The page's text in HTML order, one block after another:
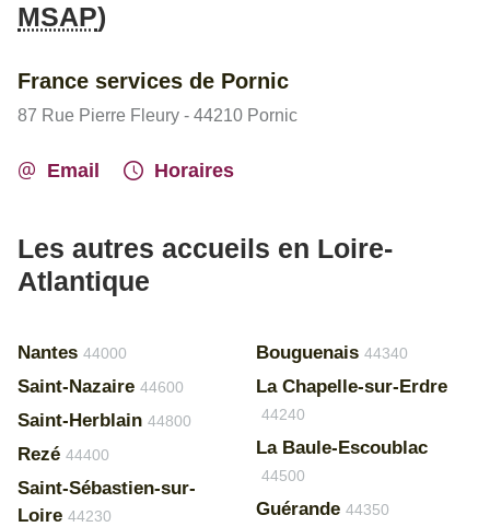
MSAP)
France services de Pornic
87 Rue Pierre Fleury - 44210 Pornic
Email Horaires
Les autres accueils en Loire-
Atlantique
Nantes 44000
Saint-Nazaire 44600
Saint-Herblain 44800
Rezé 44400
Saint-Sébastien-sur-
Loire 44230
Bouguenais 44340
La Chapelle-sur-Erdre
44240
La Baule-Escoublac
44500
Guérande 44350